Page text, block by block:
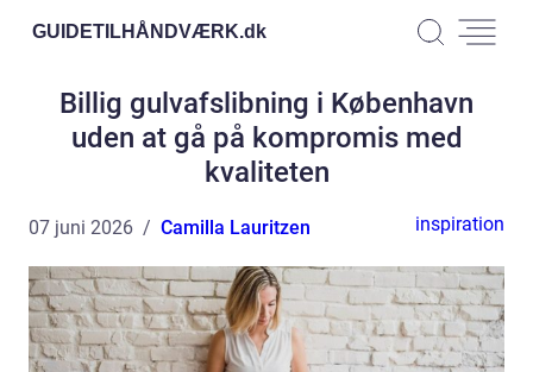
GUIDETILHÅNDVÆRK.dk
Billig gulvafslibning i København
uden at gå på kompromis med
kvaliteten
07 juni 2026 Camilla Lauritzen inspiration